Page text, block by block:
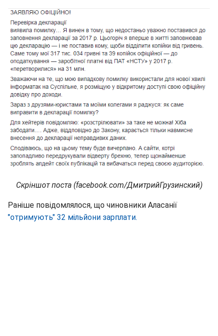
Скріншот поста (facebook.com/ДмитрийГрузинский)
Раніше повідомлялося, що чиновники Аласанії
"отримують" 32 мільйони зарплати.